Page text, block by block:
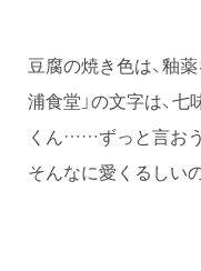
豆腐の焼き色は、釉
浦食堂」の文字は、
くん……ずっと言お
そんなに愛くるしいの